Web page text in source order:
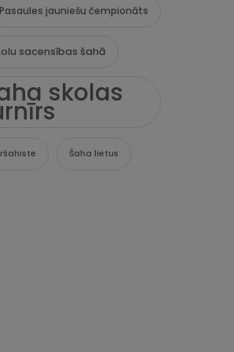
Pasaules jauniešu čempionāts
sacensības šahā
skolas
Šaha lietus